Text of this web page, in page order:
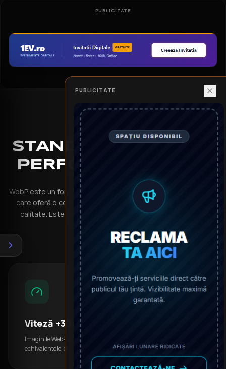
PUBLICITATE
STANDARDULWEBP
PERFORMANȚĂ SEO
WebP este un format de imagine modern dezvoltat de Google
care oferă o compresie superioară fără pierderi vizibile de
calitate. Este esențial pentru un scor bun în PageSpeed
Viteză +30%
Imaginile WebP sunt în medie cu 30% mai mici decât
echivalentele lor JPG, încărcându-se instantaneu pe mobil.
PUBLICITATE